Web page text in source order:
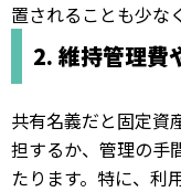
置されることも少な
2. 維持管理費
共有名義だと固定資
担するか、管理の手
たります。特に、利